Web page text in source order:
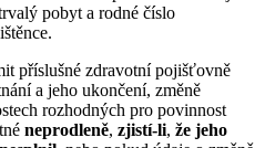
pobyt a rodné číslo
příslušné zdravotní pojišťovně
a jeho ukončení, změně
rozhodných pro povinnost
neprodleně, zjistí-li, že jeho